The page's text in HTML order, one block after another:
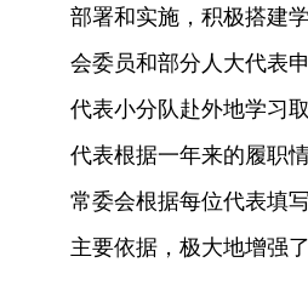
部署和实施，积极搭建
会委员和部分人大代表
代表小分队赴外地学习
代表根据一年来的履职
常委会根据每位代表填
主要依据，极大地增强